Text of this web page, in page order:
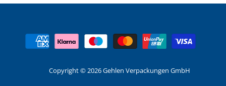
Copyright © 2026 Gehlen Verpackungen GmbH